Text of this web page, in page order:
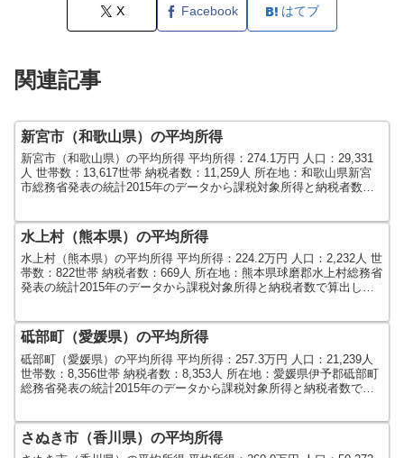
X Facebook はてブ
関連記事
新宮市（和歌山県）の平均所得
新宮市（和歌山県）の平均所得 平均所得：274.1万円 人口：29,331
人 世帯数：13,617世帯 納税者数：11,259人 所在地：和歌山県新宮
市総務省発表の統計2015年のデータから課税対象所得と納税者数で
水上村（熊本県）の平均所得
水上村（熊本県）の平均所得 平均所得：224.2万円 人口：2,232人 世
帯数：822世帯 納税者数：669人 所在地：熊本県球磨郡水上村総務省
発表の統計2015年のデータから課税対象所得と納税者数で算出しま
砥部町（愛媛県）の平均所得
砥部町（愛媛県）の平均所得 平均所得：257.3万円 人口：21,239人
世帯数：8,356世帯 納税者数：8,353人 所在地：愛媛県伊予郡砥部町
総務省発表の統計2015年のデータから課税対象所得と納税者数で算
さぬき市（香川県）の平均所得